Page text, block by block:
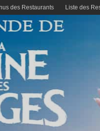
des Restaurants Liste des